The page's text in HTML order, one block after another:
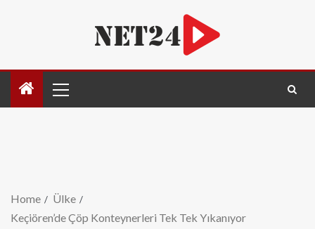
Home
Ülke
Keçiören’de Çöp Konteynerleri Tek Tek Yıkanıyor